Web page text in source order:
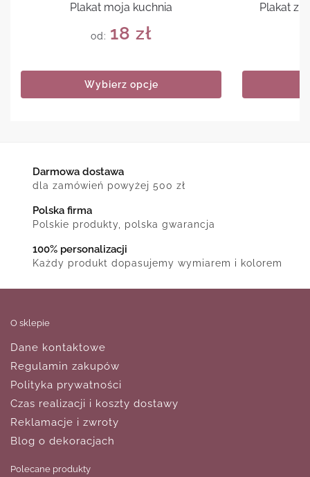
Plakat moja kuchnia
od: 18 zł
Wybierz opcje
Plakat z
Darmowa dostawa
dla zamówień powyżej 500 zł
Polska firma
Polskie produkty, polska gwarancja
100% personalizacji
Każdy produkt dopasujemy wymiarem i kolorem
O sklepie
Dane kontaktowe
Regulamin zakupów
Polityka prywatności
Czas realizacji i koszty dostawy
Reklamacje i zwroty
Blog o dekoracjach
Polecane produkty